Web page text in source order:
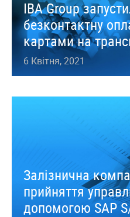
IBA Group
безконтактну
картами на
6 Квітня, 2021
Залізнична
прийняття
допомогою SAP